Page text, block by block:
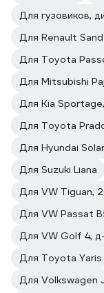
Для гузовиков,
Для Toyota
Для Mitsubishi
Для Kia
Для Toyota
Для Hyundai
Для Suzuki Liana
Для VW Tiguan,
Для VW Passat
Для VW Golf 4, д-
Для Toyota Yaris
Для Volkswagen